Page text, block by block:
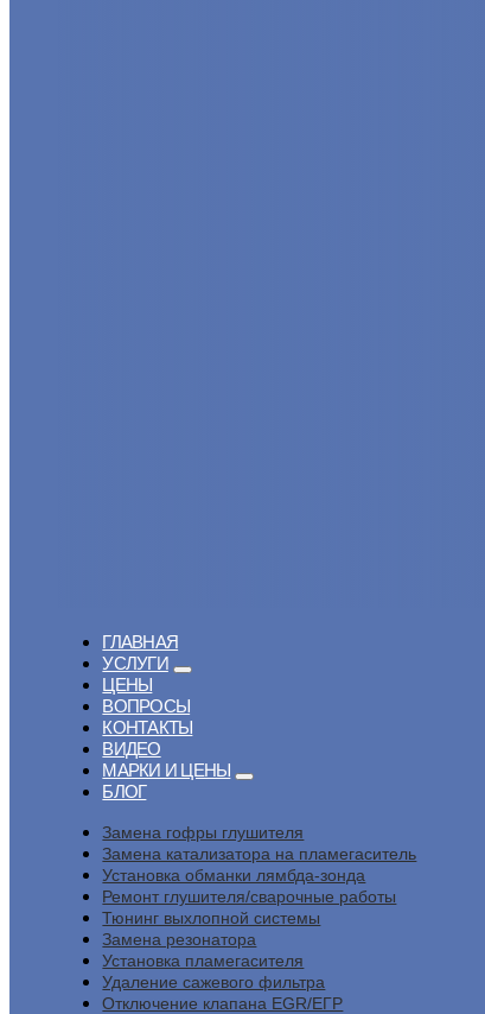
ГЛАВНАЯ
УСЛУГИ
ЦЕНЫ
ВОПРОСЫ
КОНТАКТЫ
ВИДЕО
МАРКИ И ЦЕНЫ
БЛОГ
Замена гофры глушителя
Замена катализатора на пламегаситель
Установка обманки лямбда-зонда
Ремонт глушителя/сварочные работы
Тюнинг выхлопной системы
Замена резонатора
Установка пламегасителя
Удаление сажевого фильтра
Отключение клапана EGR/ЕГР